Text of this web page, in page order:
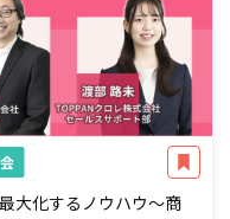
大化するノウハウ～商